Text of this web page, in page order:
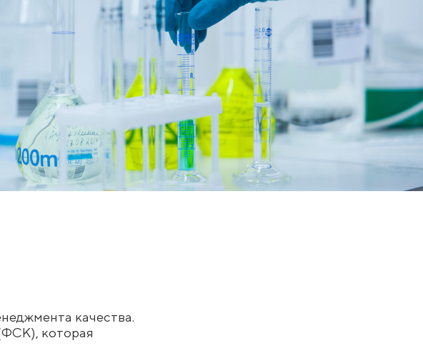
качества.
которая